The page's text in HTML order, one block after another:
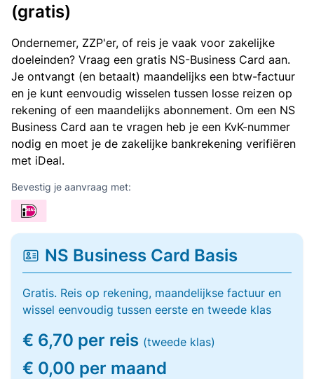
(gratis)
Ondernemer, ZZP'er, of reis je vaak voor zakelijke
doeleinden? Vraag een gratis NS-Business Card aan.
Je ontvangt (en betaalt) maandelijks een btw-factuur
en je kunt eenvoudig wisselen tussen losse reizen op
rekening of een maandelijks abonnement. Om een NS
Business Card aan te vragen heb je een KvK-nummer
nodig en moet je de zakelijke bankrekening verifiëren
met iDeal.
Bevestig je aanvraag met:
NS Business Card Basis
Gratis. Reis op rekening, maandelijkse factuur en
wissel eenvoudig tussen eerste en tweede klas
€ 6,70 per reis (tweede klas)
€ 0,00 per maand